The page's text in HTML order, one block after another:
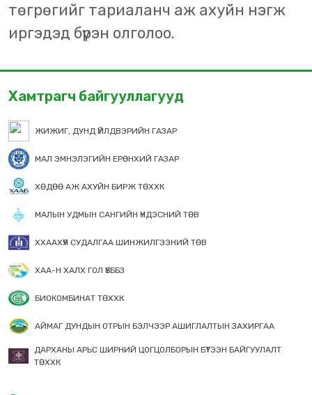
төгрөгийг тариаланч аж ахуйн нэгж
иргэдэд бүрэн олголоо.
Хамтрагч байгууллагууд
ЖИЖИГ, ДУНД ҮЙЛДВЭРИЙН ГАЗАР
МАЛ ЭМНЭЛЭГИЙН ЕРӨНХИЙ ГАЗАР
ХӨДӨӨ АЖ АХУЙН БИРЖ ТӨХХК
МАЛЫН УДМЫН САНГИЙН ҮНДЭСНИЙ ТӨВ
ХХААХҮЯ СУДАЛГАА ШИНЖИЛГЭЭНИЙ ТӨВ
ХАА-Н ХАЛХ ГОЛ ҮБББЗ
БИОКОМБИНАТ ТӨХХК
АЙМАГ ДУНДЫН ОТРЫН БЭЛЧЭЭР АШИГЛАЛТЫН ЗАХИРГАА
ДАРХАНЫ АРЬС ШИРНИЙ ЦОГЦОЛБОРЫН БҮТЭЭН БАЙГУУЛАЛТ
ТӨХХК